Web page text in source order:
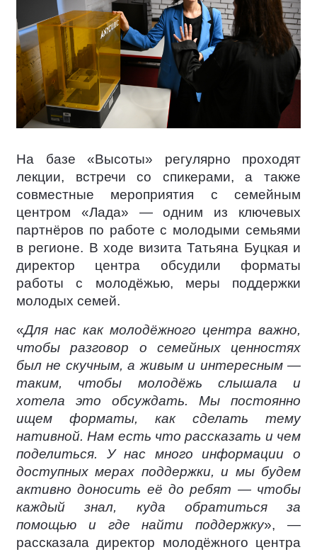
На базе «Высоты» регулярно проходят
лекции, встречи со спикерами, а также
совместные мероприятия с семейным
центром «Лада» — одним из ключевых
партнёров по работе с молодыми семьями
в регионе. В ходе визита Татьяна Буцкая и
директор центра обсудили форматы
работы с молодёжью, меры поддержки
молодых семей.
«Для нас как молодёжного центра важно,
чтобы разговор о семейных ценностях
был не скучным, а живым и интересным —
таким, чтобы молодёжь слышала и
хотела это обсуждать. Мы постоянно
ищем форматы, как сделать тему
нативной. Нам есть что рассказать и чем
поделиться. У нас много информации о
доступных мерах поддержки, и мы будем
активно доносить её до ребят — чтобы
каждый знал, куда обратиться за
помощью и где найти поддержку», —
рассказала директор молодёжного центра